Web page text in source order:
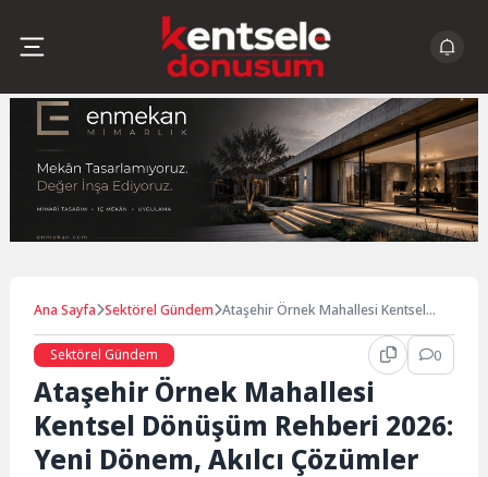
content
Ana Sayfa Sektörel Gündem Ataşehir Örnek Mahallesi Kentsel
Akılcı Çözümler ve Güncel Veriler
Sektörel Gündem 0
Ataşehir Örnek Mahallesi
Kentsel Dönüşüm Rehberi 2026:
Yeni Dönem, Akılcı Çözümler